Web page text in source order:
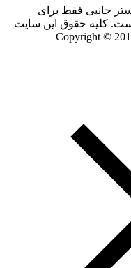
جانبی فقط برای
است. کلیه حقوق این سایت